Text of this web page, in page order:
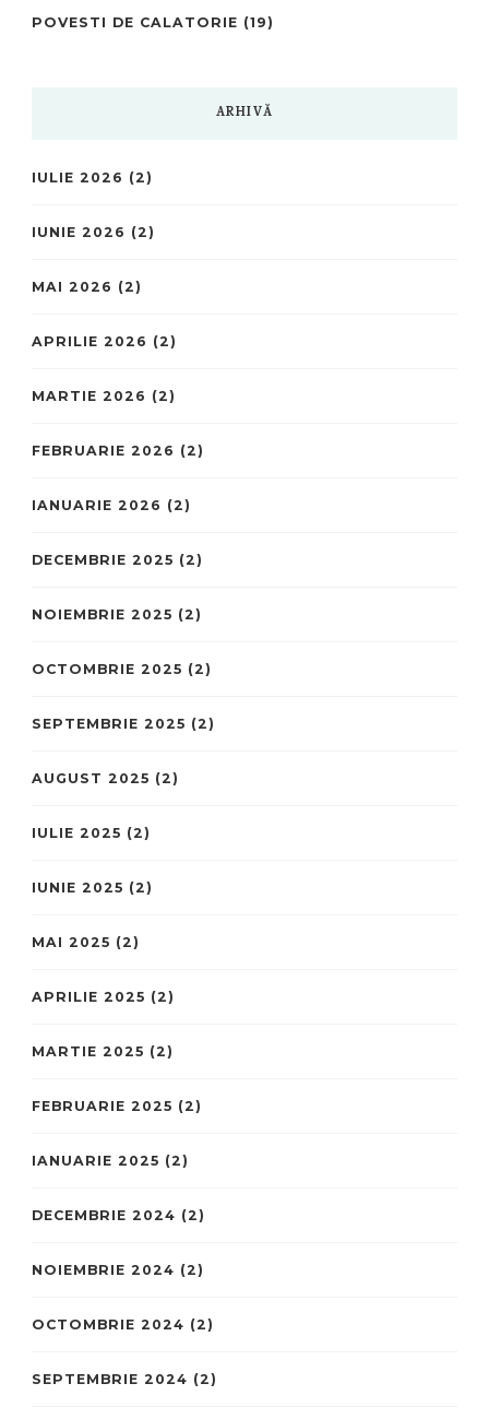
POVESTI DE CALATORIE (19)
ARHIVĂ
IULIE 2026 (2)
IUNIE 2026 (2)
MAI 2026 (2)
APRILIE 2026 (2)
MARTIE 2026 (2)
FEBRUARIE 2026 (2)
IANUARIE 2026 (2)
DECEMBRIE 2025 (2)
NOIEMBRIE 2025 (2)
OCTOMBRIE 2025 (2)
SEPTEMBRIE 2025 (2)
AUGUST 2025 (2)
IULIE 2025 (2)
IUNIE 2025 (2)
MAI 2025 (2)
APRILIE 2025 (2)
MARTIE 2025 (2)
FEBRUARIE 2025 (2)
IANUARIE 2025 (2)
DECEMBRIE 2024 (2)
NOIEMBRIE 2024 (2)
OCTOMBRIE 2024 (2)
SEPTEMBRIE 2024 (2)